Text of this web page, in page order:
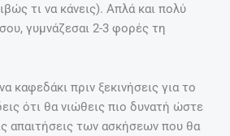
τι να κάνεις). Απλά και πολύ
γυμνάζεσαι 2-3 φορές τη
καφεδάκι πριν ξεκινήσεις για το
ότι θα νιώθεις πιο δυνατή ώστε
απαιτήσεις των ασκήσεων που θα